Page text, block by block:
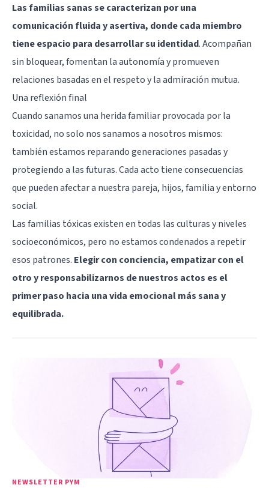
Las familias sanas se caracterizan por una
comunicación fluida y asertiva, donde cada miembro
tiene espacio para desarrollar su identidad. Acompañan
sin bloquear, fomentan la autonomía y promueven
relaciones basadas en el respeto y la admiración mutua.
Una reflexión final
Cuando sanamos una herida familiar provocada por la
toxicidad, no solo nos sanamos a nosotros mismos:
también estamos reparando generaciones pasadas y
protegiendo a las futuras. Cada acto tiene consecuencias
que pueden afectar a nuestra pareja, hijos, familia y entorno
social.
Las familias tóxicas existen en todas las culturas y niveles
socioeconómicos, pero no estamos condenados a repetir
esos patrones. Elegir con conciencia, empatizar con el
otro y responsabilizarnos de nuestros actos es el
primer paso hacia una vida emocional más sana y
equilibrada.
NEWSLETTER PYM